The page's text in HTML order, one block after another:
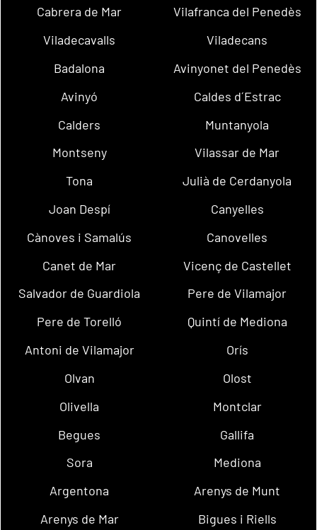
Cabrera de Mar
Vilafranca del Penedès
Viladecavalls
Viladecans
Badalona
Avinyonet del Penedès
Avinyó
Caldes d´Estrac
Calders
Muntanyola
Montseny
Vilassar de Mar
Tona
Julià de Cerdanyola
Joan Despí
Canyelles
Cànoves i Samalús
Canovelles
Canet de Mar
Vicenç de Castellet
Salvador de Guardiola
Pere de Vilamajor
Pere de Torelló
Quintí de Mediona
Antoni de Vilamajor
Orís
Olvan
Olost
Olivella
Montclar
Begues
Gallifa
Sora
Mediona
Argentona
Arenys de Munt
Arenys de Mar
Bigues i Riells